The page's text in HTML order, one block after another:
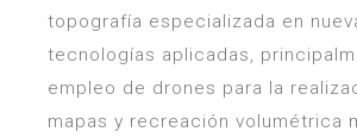
topografía especializada en
tecnologías aplicadas,
empleo de drones para la
mapas y recreación volumétrica